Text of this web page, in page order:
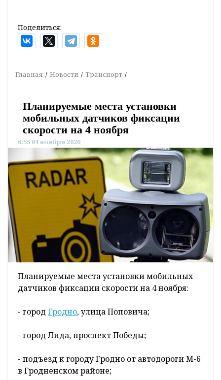
Поделиться:
Главная Новости Транспорт
Планируемые места установки
мобильных датчиков фиксации
скорости на 4 ноября
6:55 04 ноября 2020
Планируемые места установки мобильных
датчиков фиксации скорости на 4 ноября:
- город Гродно, улица Поповича;
- город Лида, проспект Победы;
- подъезд к городу Гродно от автодороги М-6
в Гродненском районе;